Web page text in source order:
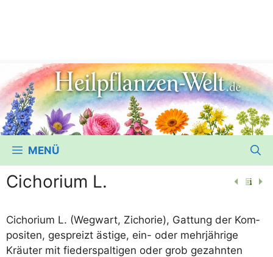
MENÜ
Cichorium L.
Cicho­ri­um L. (Weg­wart, Zicho­rie), Gat­tung der Kom­
po­si­ten, gespreizt ästi­ge, ein- oder mehr­jäh­ri­ge
Kräu­ter mit fie­der­spal­ti­gen oder grob gezahn­ten